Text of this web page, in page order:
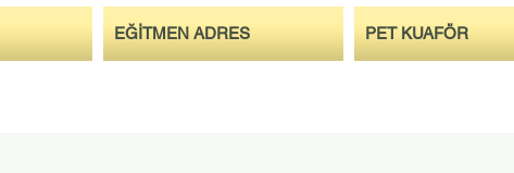
EĞİTMEN ADRES PET KUAFÖR